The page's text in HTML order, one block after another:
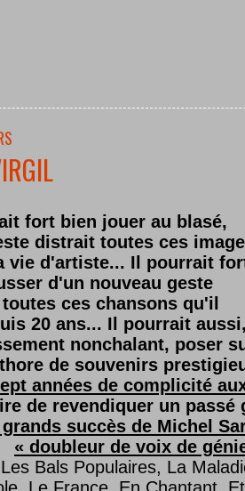
fort bien jouer au blasé,
distrait toutes ces
vie d'artiste... Il pourrait
d'un nouveau geste
ces chansons qu'il
20 ans... Il pourrait
nonchalant, poser
de souvenirs
années de complicité
de revendiquer un passé
succès de Michel
« doubleur de voix de
Bals Populaires, La